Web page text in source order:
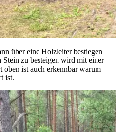
über eine Holzleiter bestiegen
zu besteigen wird mit einer
oben ist auch erkennbar warum
ist.